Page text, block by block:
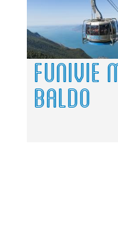
FUNIVIE
BALDO